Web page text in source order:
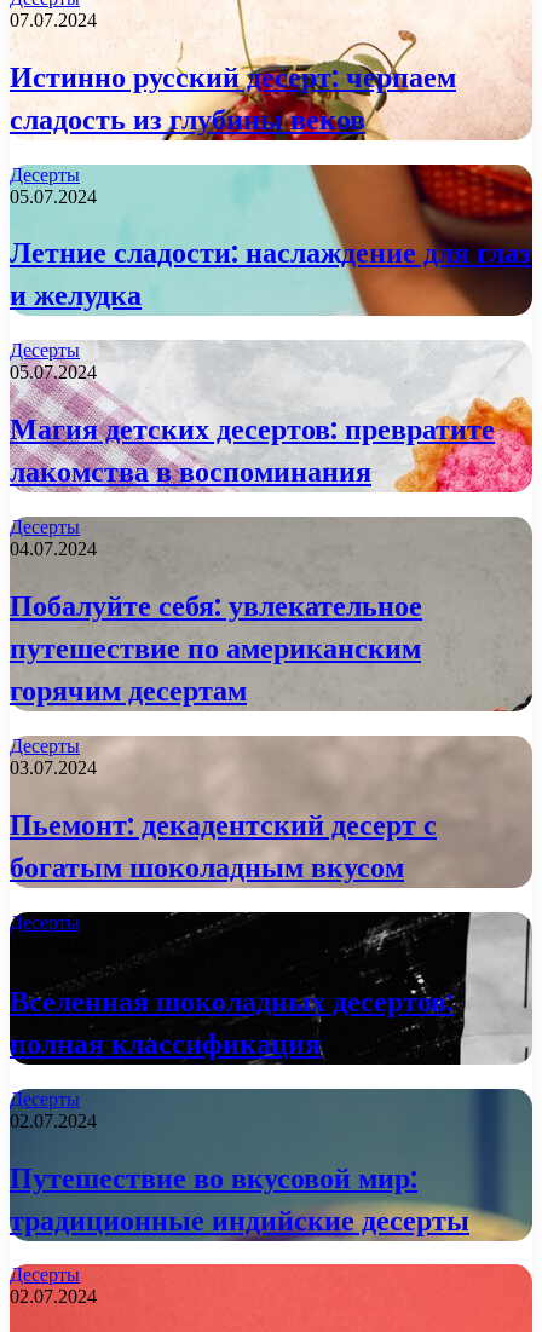
07.07.2024
Истинно русский десерт: черпаем
сладость из глубины веков
Десерты
05.07.2024
Летние сладости: наслаждение для глаз
и желудка
Десерты
05.07.2024
Магия детских десертов: превратите
лакомства в воспоминания
Десерты
04.07.2024
Побалуйте себя: увлекательное
путешествие по американским
горячим десертам
Десерты
03.07.2024
Пьемонт: декадентский десерт с
богатым шоколадным вкусом
Десерты
Вселенная шоколадных десертов:
полная классификация
Десерты
02.07.2024
Путешествие во вкусовой мир:
традиционные индийские десерты
Десерты
02.07.2024